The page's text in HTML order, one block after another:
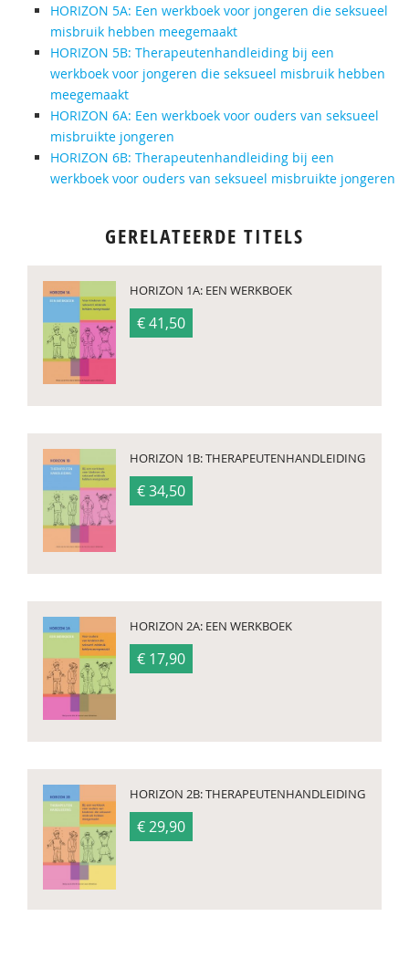
HORIZON 5A: Een werkboek voor jongeren die seksueel
misbruik hebben meegemaakt
HORIZON 5B: Therapeutenhandleiding bij een
werkboek voor jongeren die seksueel misbruik hebben
meegemaakt
HORIZON 6A: Een werkboek voor ouders van seksueel
misbruikte jongeren
HORIZON 6B: Therapeutenhandleiding bij een
werkboek voor ouders van seksueel misbruikte jongeren
GERELATEERDE TITELS
HORIZON 1A: EEN WERKBOEK
€ 41,50
HORIZON 1B: THERAPEUTENHANDLEIDING
€ 34,50
HORIZON 2A: EEN WERKBOEK
€ 17,90
HORIZON 2B: THERAPEUTENHANDLEIDING
€ 29,90